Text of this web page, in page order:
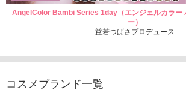
AngelColor Bambi Series 1day（エンジェルカラー
ー）
益若つばさプロデュース
コスメブランド一覧